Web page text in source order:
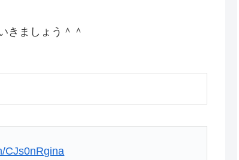
きましょう＾＾
CJs0nRgina